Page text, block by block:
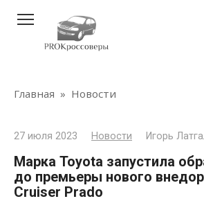
контенту
Главная » Новости
27 июля 2023 Новости Игорь
Марка Toyota запустила
до премьеры нового
Cruiser Prado